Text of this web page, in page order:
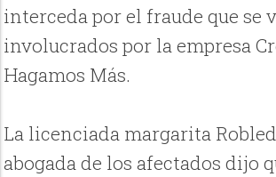
interceda por el fraude que se
involucrados por la empresa
Hagamos Más.
La licenciada margarita
abogada de los afectados dijo